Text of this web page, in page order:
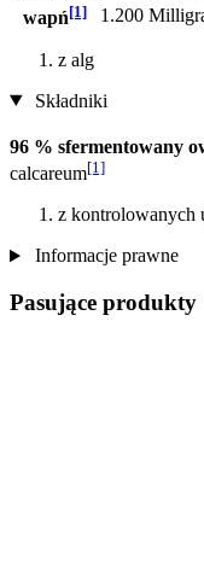
wapń[1] 1.200
z alg
Składniki
96 % sfermentowany
calcareum[1]
z kontrolowanych
Informacje prawne
Pasujące produkty